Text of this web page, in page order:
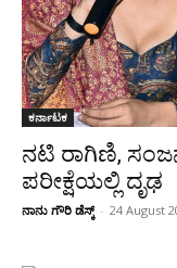
ಕರ್ನಾಟಕ
ನಟಿ ರಾಗಿಣಿ,
ಪರೀಕ್ಷೆಯಲ್ಲಿ ದೃಢ
ನಾನು ಗೌರಿ ಡೆಸ್ಕ್ - 24 August